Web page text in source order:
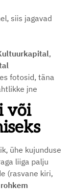
siis jagavad
,
fotosid, täna
jne
või
ühe kujunduse
liiga palju
(rasvane kiri,